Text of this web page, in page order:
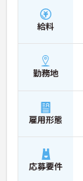
給料
勤務地
雇用形態
応募要件